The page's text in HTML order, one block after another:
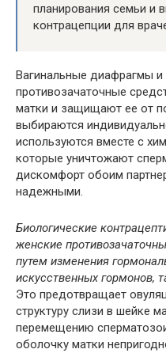
планирования семьи и
контрацепции для
Вагинальные диафрагмы
противозачаточные
матки и защищают ее от
выбираются
используются вместе с
которые уничтожают
дискомфорт обоим
надежными.
Биологические
женские
путем изменения
искусственных гормонов,
Это предотвращает
структуру слизи в шейке
перемещению
оболочку матки